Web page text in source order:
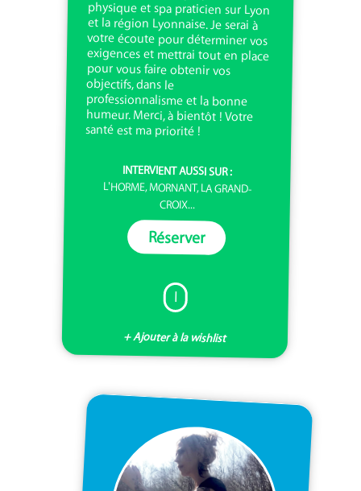
objectifs, dans le
santé est ma priorité !
INTERVIENT AUSSI SUR :
L'HORME, MORNANT, LA GRAND-
CROIX...
Réserver
I
+ Ajouter à la wishlist